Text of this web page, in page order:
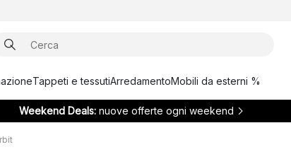
Tappeti e tessutiArredamentoMobili da esterni %
Weekend Deals: nuove offerte ogni weekend